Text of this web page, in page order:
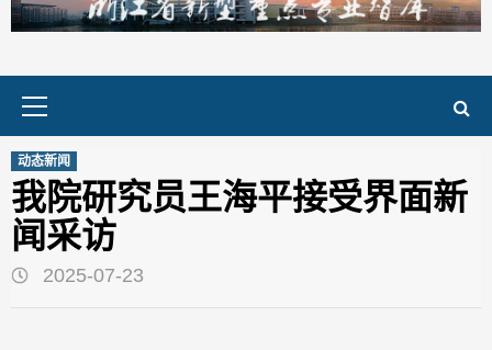
动态新闻
我院研究员王海平接受界面新
闻采访
2025-07-23